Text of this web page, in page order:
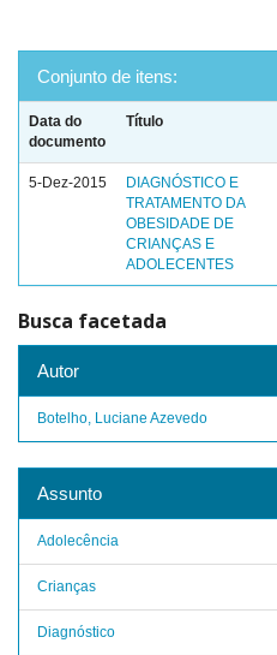
Conjunto de itens:
Data do
documento
Título
5-Dez-2015
DIAGNÓSTICO E
TRATAMENTO DA
OBESIDADE DE
CRIANÇAS E
ADOLECENTES
Busca facetada
Autor
Botelho, Luciane Azevedo
Assunto
Adolecência
Crianças
Diagnóstico